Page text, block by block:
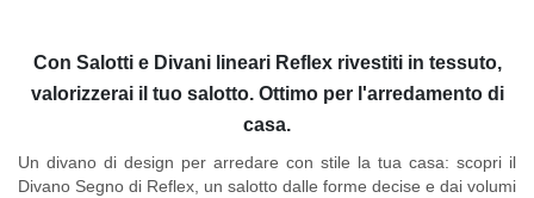
Con Salotti e Divani lineari Reflex rivestiti in tessuto,
valorizzerai il tuo salotto. Ottimo per l'arredamento di
casa.
Un divano di design per arredare con stile la tua casa: scopri il
Divano Segno di Reflex, un salotto dalle forme decise e dai volumi